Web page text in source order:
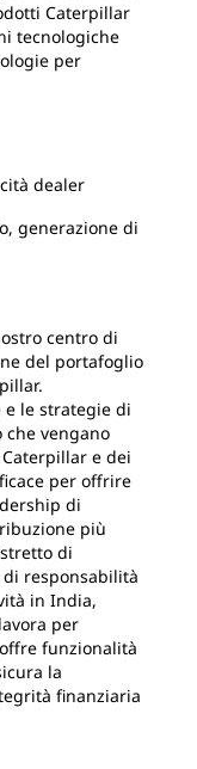
Caterpillar
tecnologiche
per
dealer
generazione di
centro di
del portafoglio
e le strategie di
vengano
e dei
per offrire
di
più
di
responsabilità
in India,
per
funzionalità
la
finanziaria